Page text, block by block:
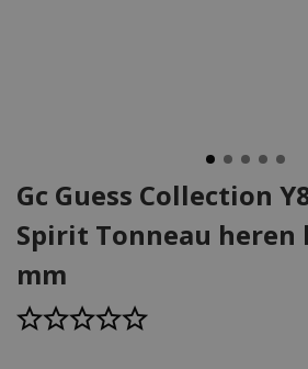
Gc Guess Collection
Spirit Tonneau heren
mm